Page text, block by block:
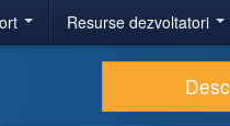
Resurse dezvoltatori